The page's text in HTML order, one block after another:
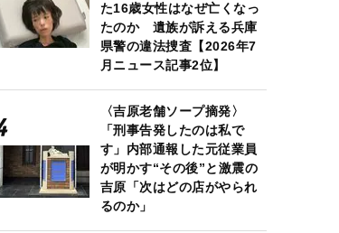
た16歳女性はなぜ亡くなっ
たのか 遺族が訴える兵庫
県警の違法捜査【2026年7
月ニュース記事2位】
〈吉原老舗ソープ摘発〉
「刑事告発したのは私で
す」内部通報した元従業員
が明かす“その後”と激震の
吉原「次はどの店がやられ
るのか」